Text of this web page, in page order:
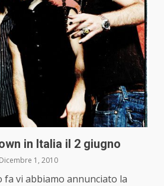
in Italia il 2 giugno
Dicembre 1, 2010
fa vi abbiamo annunciato la